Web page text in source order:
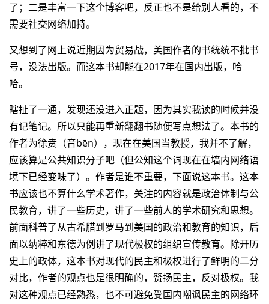
了；二是丰富一下这个博客吧，反正也不是给别人看的，不
需要社交网络加持。
又想到了网上说近期因为贸易战，美国作者的书统统不批书
号，没法出版。而这本书却能在2017年在国内出版，哈
哈。
瞎扯了一通，发现还没进入正题，因为其实我读的时候并没
有记笔记。所以只能再重新翻翻书随便写点想法了。本书的
作者为徐贲（音bēn），现在在美国当教授，我并不了解，
应该算是公共知识分子吧（但公知这个词现在在墙内网络语
境下已经变味了）。作者是谁不重要，下面说这本书。这本
书应该也不算什么学术著作，关注的内容就是政治体制与公
民教育，讲了一些历史，讲了一些前人的学术研究和思想。
前面科普了从古希腊到罗马到美国的政治和教育的知识，后
面以纳粹和东德为例讲了现代极权的组织宣传教育。除开历
史上的政体，这本书对现代的民主和极权进行了鲜明的二分
对比，作者的观点也是很明确的，赞扬民主，反对极权。我
对这种观点已经熟悉，也不可避免受国内嘲讽民主的网络环